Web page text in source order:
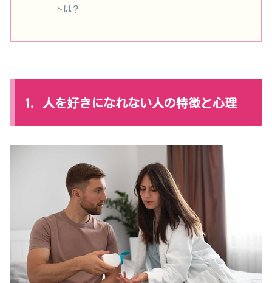
トは？
1. 人を好きになれない人の特徴と心理